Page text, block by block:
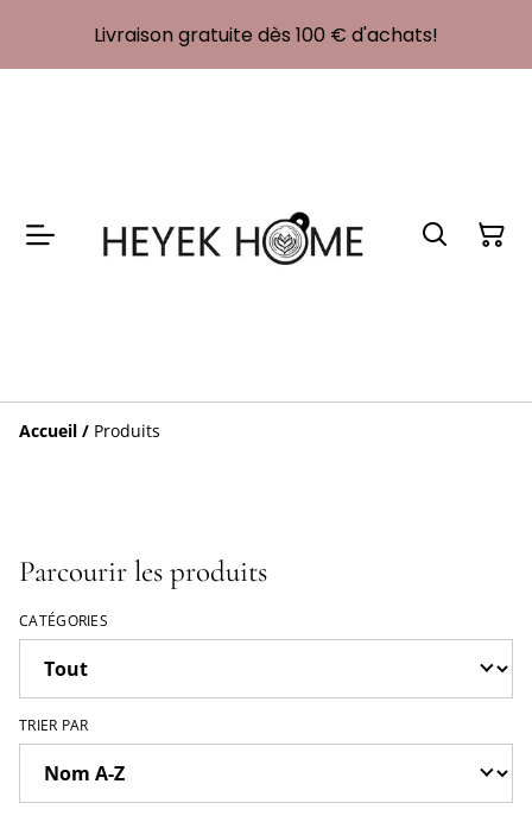
Livraison gratuite dès 100 € d'achats!
Accueil / Produits
Parcourir les produits
CATÉGORIES
TRIER PAR